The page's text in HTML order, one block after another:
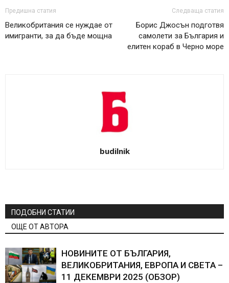
Предишна статия
Великобритания се нуждае от
имигранти, за да бъде мощна
Следваща статия
Борис Джосън подготвя
самолети за България и
елитен кораб в Черно море
budilnik
ПОДОБНИ СТАТИИ
ОЩЕ ОТ АВТОРА
НОВИНИТЕ ОТ БЪЛГАРИЯ,
ВЕЛИКОБРИТАНИЯ, ЕВРОПА И СВЕТА –
11 ДЕКЕМВРИ 2025 (ОБЗОР)